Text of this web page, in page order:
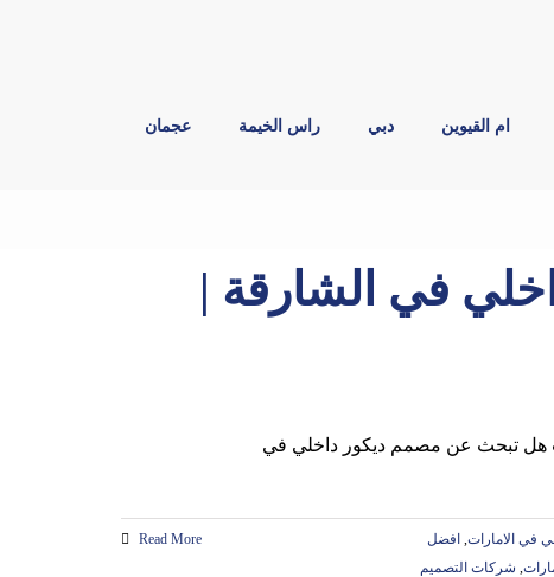
ام القيوين دبي راس الخيمة عجمان
في الشارقة |
في الامارات, افضل
, شركات التصميم
Read More